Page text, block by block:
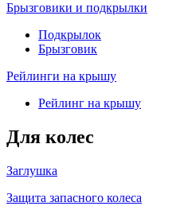
Брызговики и подкрылки
Подкрылок
Брызговик
Рейлинги на крышу
Рейлинг на крышу
Для колес
Заглушка
Защита запасного колеса